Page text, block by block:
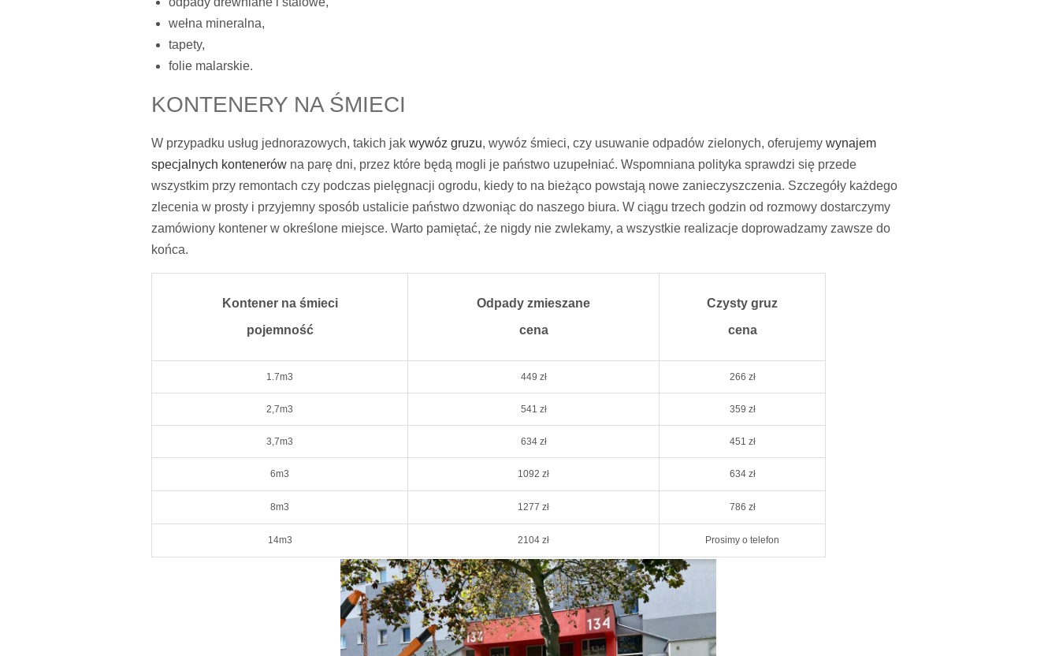
wełna mineralna,
tapety,
folie malarskie.
KONTENERY NA ŚMIECI
W przypadku usług jednorazowych, takich jak wywóz gruzu, wywóz śmieci, czy usuwanie odpadów zielonych, oferujemy wynajem
specjalnych kontenerów na parę dni, przez które będą mogli je państwo uzupełniać. Wspomniana polityka sprawdzi się przede
wszystkim przy remontach czy podczas pielęgnacji ogrodu, kiedy to na bieżąco powstają nowe zanieczyszczenia. Szczegóły każdego
zlecenia w prosty i przyjemny sposób ustalicie państwo dzwoniąc do naszego biura. W ciągu trzech godzin od rozmowy dostarczymy
zamówiony kontener w określone miejsce. Warto pamiętać, że nigdy nie zwlekamy, a wszystkie realizacje doprowadzamy zawsze do
końca.
Kontener na śmieci
pojemność
Odpady zmieszane
cena
Czysty gruz
cena
1.7m3 449 zł 266 zł
2,7m3 541 zł 359 zł
3,7m3 634 zł 451 zł
6m3 1092 zł 634 zł
8m3 1277 zł 786 zł
14m3 2104 zł Prosimy o telefon